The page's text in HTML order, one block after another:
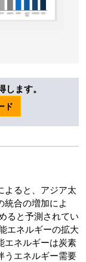
ます。
ド
よると、アジア太
統合の増加によ
ると予測されてい
エネルギーの拡大
エネルギーは炭素
うエネルギー需要